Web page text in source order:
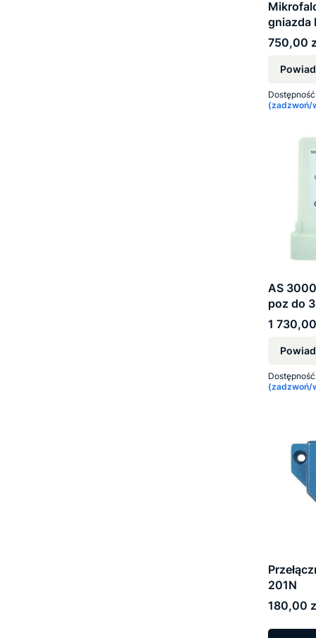
gniazda
Cena
750,00
(zadzwoń/
AS
poz do
Cena
1 730,00
(zadzwoń/
201N
Cena
180,00